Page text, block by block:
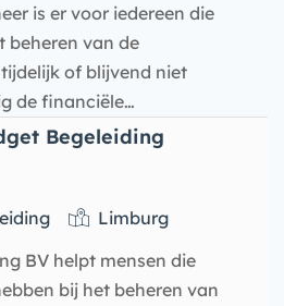
is er voor iedereen die
beheren van de
of blijvend niet
de financiële…
Begeleiding
Limburg
BV helpt mensen die
bij het beheren van